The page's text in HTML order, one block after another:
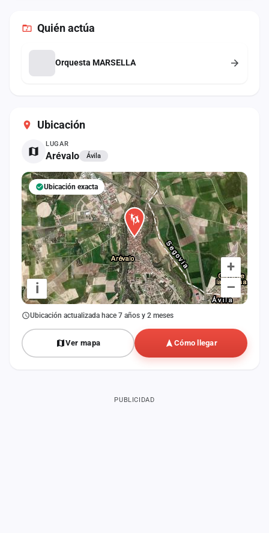
Ubicación
LUGAR
Arévalo Ávila
+
–
i
Ubicación exacta
Ubicación actualizada hace 7 años y 2 meses
Ver mapa Cómo llegar
Quién actúa
Orquesta MARSELLA
PUBLICIDAD